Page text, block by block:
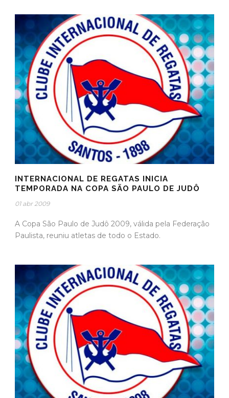
INTERNACIONAL DE REGATAS INICIA
TEMPORADA NA COPA SÃO PAULO DE JUDÔ
01 abr 2009
A Copa São Paulo de Judô 2009, válida pela Federação
Paulista, reuniu atletas de todo o Estado.